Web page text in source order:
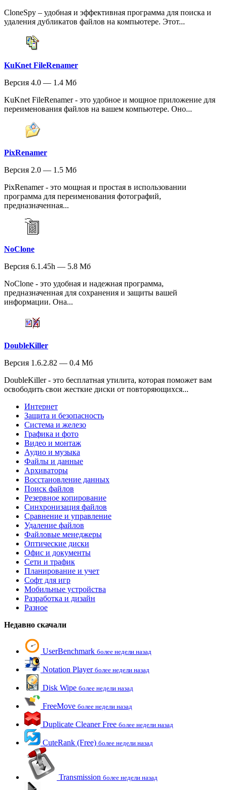
CloneSpy – удобная и эффективная программа для поиска и
удаления дубликатов файлов на компьютере. Этот...
KuKnet FileRenamer
Версия 4.0 — 1.4 Мб
KuKnet FileRenamer - это удобное и мощное приложение для
переименования файлов на вашем компьютере. Оно...
PixRenamer
Версия 2.0 — 1.5 Мб
PixRenamer - это мощная и простая в использовании
программа для переименования фотографий,
предназначенная...
NoClone
Версия 6.1.45h — 5.8 Мб
NoClone - это удобная и надежная программа,
предназначенная для сохранения и защиты вашей
информации. Она...
DoubleKiller
Версия 1.6.2.82 — 0.4 Мб
DoubleKiller - это бесплатная утилита, которая поможет вам
освободить свои жесткие диски от повторяющихся...
Интернет
Защита и безопасность
Система и железо
Графика и фото
Видео и монтаж
Аудио и музыка
Файлы и данные
Архиваторы
Восстановление данных
Поиск файлов
Резервное копирование
Синхронизация файлов
Сравнение и управление
Удаление файлов
Файловые менеджеры
Оптические диски
Офис и документы
Сети и трафик
Планирование и учет
Софт для игр
Мобильные устройства
Разработка и дизайн
Разное
Недавно скачали
UserBenchmark более недели назад
Notation Player более недели назад
Disk Wipe более недели назад
FreeMove более недели назад
Duplicate Cleaner Free более недели назад
CuteRank (Free) более недели назад
Transmission более недели назад